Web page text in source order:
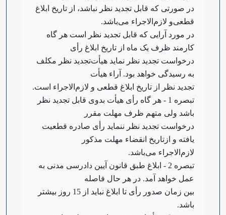
در صورتی که قابل تجدید نظر نباشد، از تاریخ ابلاغ
قطعی‌و لازم‌الاجراء می‌باشد.
در مورد آرایی که قابل تجدید نظر است هر گاه
کارمند ظرف یک ماه از تاریخ ابلاغ رأی
درخواست تجدید نظر نماید هیأت‌تجدید نظر مکلف
به رسیدگی خواهد بود. آراء هیأت
تجدید نظر از تاریخ ابلاغ قطعی و لازم‌الاجراء است.
‌تبصره 1 - هر گاه رأی هیأت بدوی قابل تجدید نظر
باشد ولی متهم ظرف مهلت مقرر
درخواست تجدید نظر ننماید رأی صادره قطعیت
یافته و از‌تاریخ انقضاء مهلت مذکور
لازم‌الاجراء می‌باشد.
‌تبصره 2 - ابلاغ طبق قانون آیین دادرسی مدنی به
عمل خواهد آمد. در هر حال فاصله
بین زمان صدور رأی تا ابلاغ نباید از 15 روز بیشتر
باشد.